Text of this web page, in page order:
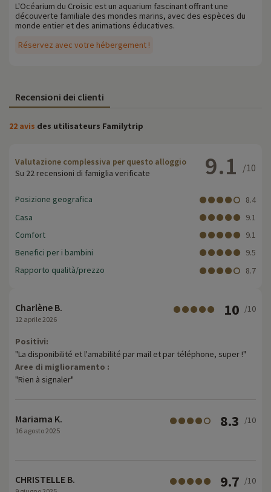
Réservez avec votre hébergement !
L'Océarium du Croisic est un aquarium fascinant offrant une
découverte familiale des mondes marins, avec des espèces du
monde entier et des animations éducatives.
Recensioni dei clienti
22 avis des utilisateurs Familytrip
Valutazione complessiva per questo alloggio
Su 22 recensioni di famiglia verificate
9.1 /10
Posizione geografica
8.4
Casa
9.1
Comfort
9.1
Benefici per i bambini
9.5
Rapporto qualità/prezzo
8.7
Charlène B.
12 aprile 2026
10 /10
Positivi:
"La disponibilité et l'amabilité par mail et par téléphone, super !"
Aree di miglioramento :
"Rien à signaler"
Mariama K.
16 agosto 2025
8.3 /10
CHRISTELLE B. 9.7 /10